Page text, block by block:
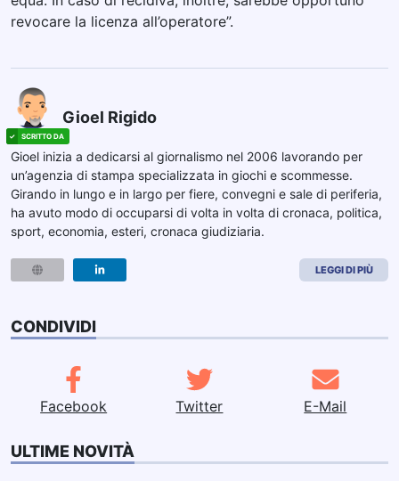
revocare la licenza all’operatore”.
Gioel Rigido
Gioel inizia a dedicarsi al giornalismo nel 2006 lavorando per
un’agenzia di stampa specializzata in giochi e scommesse.
Girando in lungo e in largo per fiere, convegni e sale di periferia,
ha avuto modo di occuparsi di volta in volta di cronaca, politica,
sport, economia, esteri, cronaca giudiziaria.
LEGGI DI PIÙ
CONDIVIDI
Facebook Twitter E-Mail
ULTIME NOVITÀ